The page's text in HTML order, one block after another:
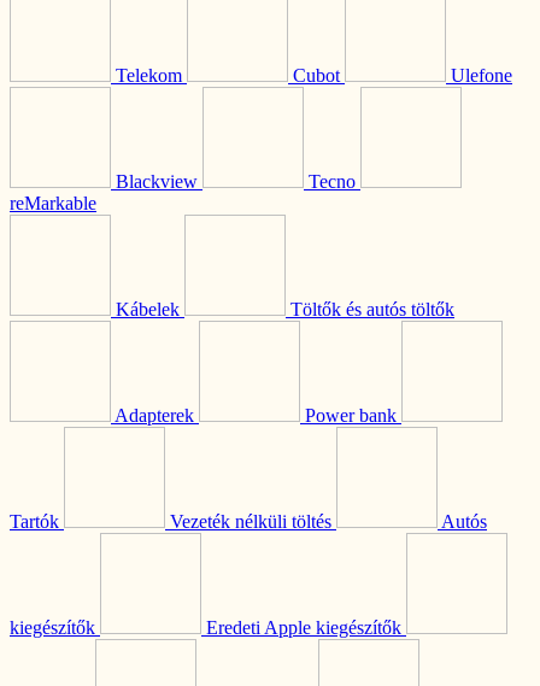
Telekom Cubot Ulefone
Blackview
Tecno
reMarkable
Kábelek Töltők és autós töltők
Adapterek Power bank
Tartók Vezeték nélküli töltés Autós
kiegészítők Eredeti Apple kiegészítők